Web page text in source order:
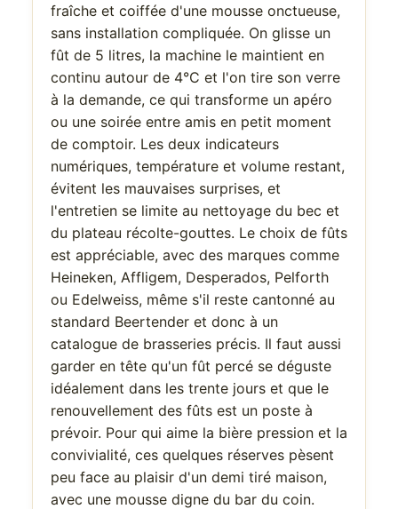
fraîche et coiffée d'une mousse onctueuse,
sans installation compliquée. On glisse un
fût de 5 litres, la machine le maintient en
continu autour de 4°C et l'on tire son verre
à la demande, ce qui transforme un apéro
ou une soirée entre amis en petit moment
de comptoir. Les deux indicateurs
numériques, température et volume restant,
évitent les mauvaises surprises, et
l'entretien se limite au nettoyage du bec et
du plateau récolte-gouttes. Le choix de fûts
est appréciable, avec des marques comme
Heineken, Affligem, Desperados, Pelforth
ou Edelweiss, même s'il reste cantonné au
standard Beertender et donc à un
catalogue de brasseries précis. Il faut aussi
garder en tête qu'un fût percé se déguste
idéalement dans les trente jours et que le
renouvellement des fûts est un poste à
prévoir. Pour qui aime la bière pression et la
convivialité, ces quelques réserves pèsent
peu face au plaisir d'un demi tiré maison,
avec une mousse digne du bar du coin.